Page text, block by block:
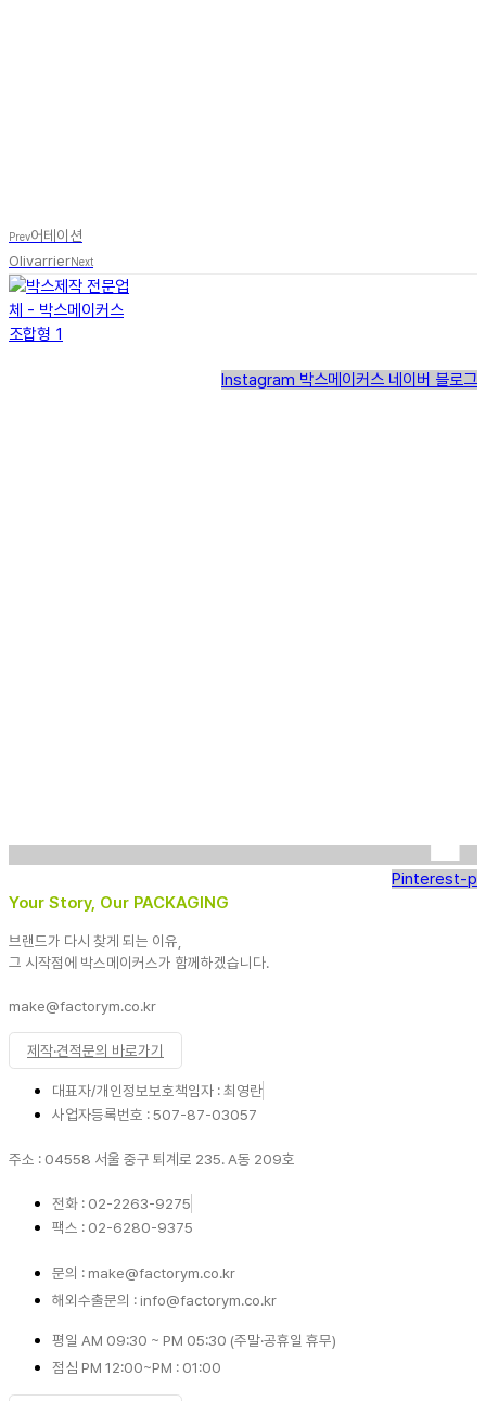
Prev어테이션
OlivarrierNext
Instagram 박스메이커스 네이버 블로그
Pinterest-p
Your Story, Our PACKAGING
브랜드가 다시 찾게 되는 이유,
그 시작점에 박스메이커스가 함께하겠습니다.
make@factorym.co.kr
제작·견적문의 바로가기
대표자/개인정보보호책임자 : 최영란
사업자등록번호 : 507-87-03057
주소 : 04558 서울 중구 퇴계로 235. A동 209호
전화 : 02-2263-9275
팩스 : 02-6280-9375
문의 : make@factorym.co.kr
해외수출문의 : info@factorym.co.kr
평일 AM 09:30 ~ PM 05:30 (주말·공휴일 휴무)
점심 PM 12:00~PM : 01:00